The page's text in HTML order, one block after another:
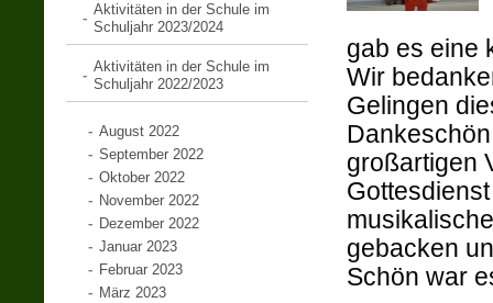
Aktivitäten in der Schule im
Schuljahr 2023/2024
Aktivitäten in der Schule im
Schuljahr 2022/2023
August 2022
September 2022
Oktober 2022
November 2022
Dezember 2022
Januar 2023
Februar 2023
März 2023
gab es eine
Wir
Gelingen
großartigen
gebacken
Schön war